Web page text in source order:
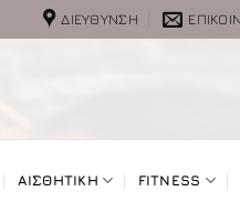
ΔΙΕΎΘΥΝΣΗ
ΑΙΣΘΗΤΙΚΗ FITNESS